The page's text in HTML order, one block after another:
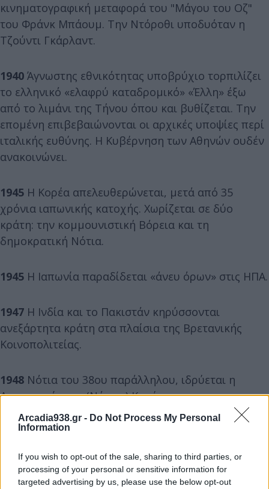
Arcadia938.gr - Do Not Process My Personal
Information
If you wish to opt-out of the sale, sharing to third parties, or
processing of your personal or sensitive information for
targeted advertising by us, please use the below opt-out
κινηματογραφική μεταφορά του "Μάγου του Οζ"
του Φράνκ Μπάουμ. Την Ντόροθι υποδυόταν η
Τζούντι Γκάρλαντ.
1940 Άγνωστης εθνικότητας υποβρύχιο τορπιλίζει
το ελληνικό «ελαφρύ καταδρομικό» «Έλλη» έξω
από το λιμάνι της Τήνου όπου και βυθίζεται. Την
επομένη επιβεβαιώνονται οι αρχικές υποψίες περί
ιταλικής ευθύνης. Η Κυβέρνηση των Αθηνών ουδέν
ανακοινώνει.
1945 Η Κορέα απελευθερώνεται, μετά από 35
χρόνια ιαπωνικής κατοχής. Χωρίζεται σε δύο
κράτη: την κομμουνιστική Βόρεια και τη
δημοκρατική Νότια.
1945 Η Ιαπωνία παραδίδεται «άνευ όρων» στις ΗΠΑ.
1947 Η Ινδία και το Πακιστάν κηρύσσονται
ανεξάρτητα κράτη στα πλαίσια της Βρετανικής
Κοινοπολιτείας.
1948 Νότια του 38ου παράλληλου, ιδρύεται η
Δημοκρατία της (Νότιας) Κορέας.
1959Οι Σοβιετικοί δεν επιτρέπουν στον Νίξον να
επίσκεψή του.